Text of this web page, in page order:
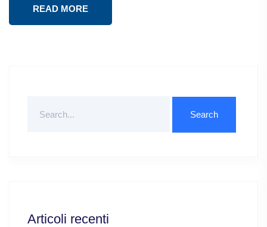
READ MORE
Articoli recenti